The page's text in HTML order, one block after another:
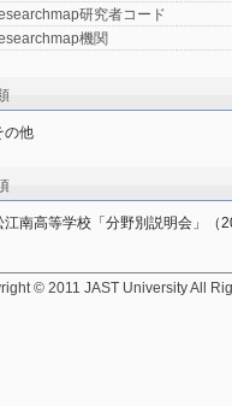
研究者コード
機関
の他
江南高等学校「分野別説明会」（